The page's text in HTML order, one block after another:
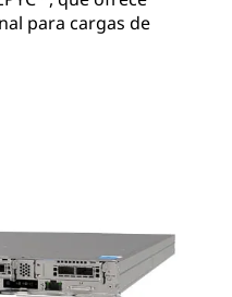
para cargas de